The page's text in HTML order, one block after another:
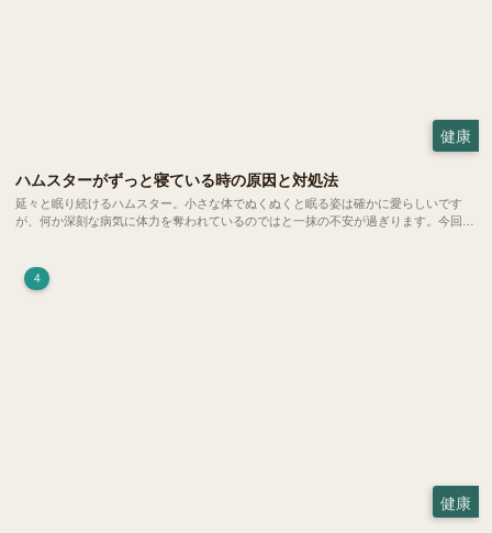
健康
ハムスターがずっと寝ている時の原因と対処法
延々と眠り続けるハムスター。小さな体でぬくぬくと眠る姿は確かに愛らしいです
が、何か深刻な病気に体力を奪われているのではと一抹の不安が過ぎります。今回
4
健康